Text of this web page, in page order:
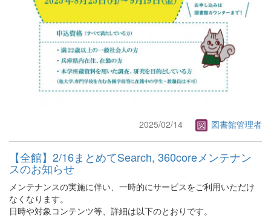
2025/02/14 図書館管理者
【全館】2/16まとめてSearch, 360coreメンテナン
スのお知らせ
メンテナンスの実施に伴い、一時的にサービスをご利用いただけ
なくなります。
日時や対象コンテンツ等、詳細は以下のとおりです。